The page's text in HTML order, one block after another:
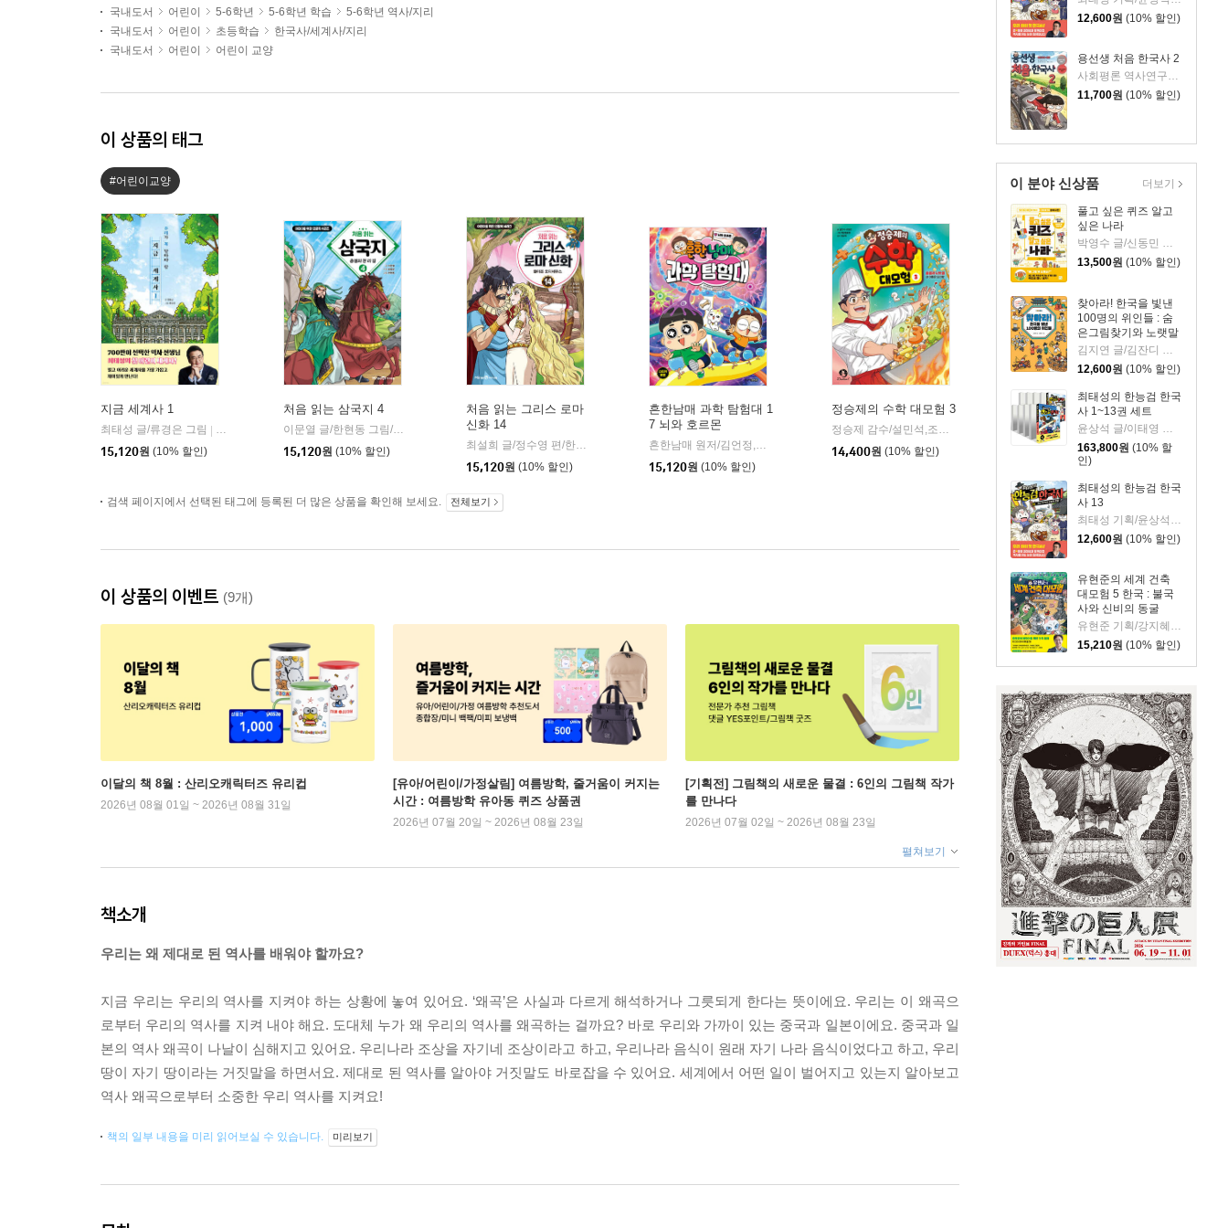
12,600원 (10% 할인)
용선생 처음 한국사 2
사회평론 역사연구소,정지은,이현희 글/뭉선생,윤효식,이우일 그림
11,700원 (10% 할인)
이 분야 신상품
풀고 싶은 퀴즈 알고
싶은 나라
13,500원 (10% 할인)
찾아라! 한국을 빛낸
100명의 위인들 : 숨
은그림찾기와 노랫말
로 만나는 한국사 이
야기
김지연 글/김잔디 그림
12,600원 (10% 할인)
최태성의 한능검 한국
사 1~13권 세트
윤상석 글/이태영 그림
163,800원 (10% 할
인)
최태성의 한능검 한국
사 13
최태성 기획/윤상석 글/이태영 그림
12,600원 (10% 할인)
유현준의 세계 건축
대모험 5 한국 : 불국
사와 신비의 동굴
유현준 기획/강지혜 글/불곰 그림
15,210원 (10% 할인)
더보기
국내도서
어린이 5-6학년 5-6학년 학습
5-6학년 역사/지리
국내도서
어린이 초등학습
한국사/세계사/지리
국내도서
어린이 어린이 교양
이 상품의 태그
#어린이교양
지금 세계사 1
최태성 글/류경은 그림
다산어린이
15,120원 (10% 할인)
처음 읽는 삼국지 4
이문열 글/한현동 그림/윤종문 편
미래엔아이세움
15,120원 (10% 할인)
처음 읽는 그리스 로마
신화 14
최설희 글/정수영 편/한현동 그림
미래엔아이세움
15,120원 (10% 할인)
흔한남매 과학 탐험대 1
7 뇌와 호르몬
흔한남매 원저/김언정,송은경 글/김덕영 그림/권경아 감수 | 주니어김영사
15,120원 (10% 할인)
정승제의 수학 대모험 3
정승제 감수/설민석,조영선 글/재담웹툰랩 그림 |
단꿈아이
14,400원 (10% 할인)
검색 페이지에서 선택된 태그에 등록된 더 많은 상품을 확인해 보세요. 전체보기
이 상품의 이벤트 (9개)
이달의 책 8월 : 산리오캐릭터즈 유리컵
2026년 08월 01일 ~ 2026년 08월 31일
[유아/어린이/가정살림] 여름방학, 줄거움이 커지는
시간 : 여름방학 유아동 퀴즈 상품권
2026년 07월 20일 ~ 2026년 08월 23일
[기획전] 그림책의 새로운 물결 : 6인의 그림책 작가
를 만나다
2026년 07월 02일 ~ 2026년 08월 23일
펼쳐보기
책소개
우리는 왜 제대로 된 역사를 배워야 할까요?
지금 우리는 우리의 역사를 지켜야 하는 상황에 놓여 있어요. ‘왜곡’은 사실과 다르게 해석하거나 그릇되게 한다는 뜻이에요. 우리는 이 왜곡으
로부터 우리의 역사를 지켜 내야 해요. 도대체 누가 왜 우리의 역사를 왜곡하는 걸까요? 바로 우리와 가까이 있는 중국과 일본이에요. 중국과 일
본의 역사 왜곡이 나날이 심해지고 있어요. 우리나라 조상을 자기네 조상이라고 하고, 우리나라 음식이 원래 자기 나라 음식이었다고 하고, 우리
땅이 자기 땅이라는 거짓말을 하면서요. 제대로 된 역사를 알아야 거짓말도 바로잡을 수 있어요. 세계에서 어떤 일이 벌어지고 있는지 알아보고
역사 왜곡으로부터 소중한 우리 역사를 지켜요!
책의 일부 내용을 미리 읽어보실 수 있습니다. 미리보기